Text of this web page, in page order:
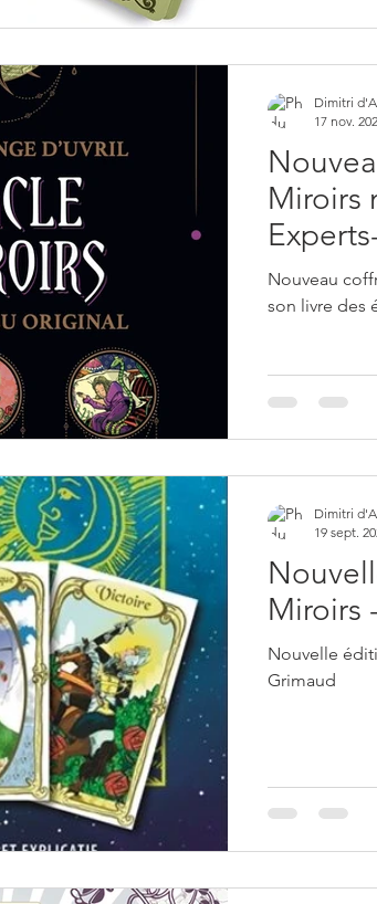
Miroirs
Nouveau
son livre des
Dimitri
17 nov.
Miroirs
Nouvelle
Grimaud
Dimitri
19 sept.